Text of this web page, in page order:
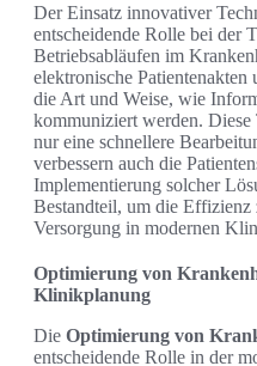
Der Einsatz innovativer
entscheidende Rolle bei der
Betriebsabläufen im
elektronische
die Art und Weise, wie
kommuniziert werden.
nur eine schnellere
verbessern auch die
Implementierung solcher
Bestandteil, um die Effizienz
Versorgung in modernen
Optimierung von
Klinikplanung
Die Optimierung von
entscheidende Rolle in der